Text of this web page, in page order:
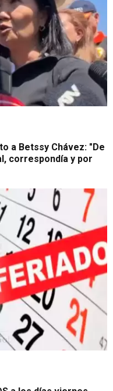
a Betssy Chávez: "De
correspondía y por